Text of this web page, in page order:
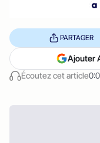
Écoutez cet article
PARTAGER
Ajouter